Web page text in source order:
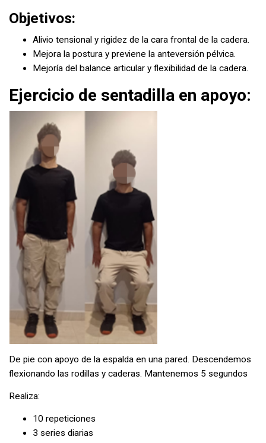
Objetivos:
Alivio tensional y rigidez de la cara frontal de la cadera.
Mejora la postura y previene la anteversión pélvica.
Mejoría del balance articular y flexibilidad de la cadera.
Ejercicio de sentadilla en apoyo:
De pie con apoyo de la espalda en una pared. Descendemos
flexionando las rodillas y caderas. Mantenemos 5 segundos
Realiza:
10 repeticiones
3 series diarias